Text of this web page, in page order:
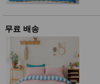
무료 배송